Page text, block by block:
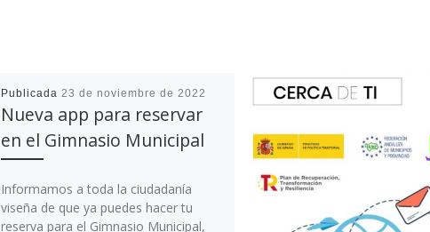
Publicada 23 de noviembre de 2022
Nueva app para reservar
en el Gimnasio Municipal
Informamos a toda la ciudadanía
viseña de que ya puedes hacer tu
reserva para el Gimnasio Municipal,